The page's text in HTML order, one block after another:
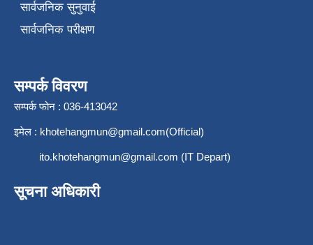
सार्वजनिक सुनुवाई
सार्वजनिक परीक्षण
सम्पर्क विवरण
सम्पर्क फोन : 036-413042
इमेल : khotehangmun@gmail.com(Official)
ito.khotehangmun@gmail.com (IT Depart)
सूचना अधिकारी